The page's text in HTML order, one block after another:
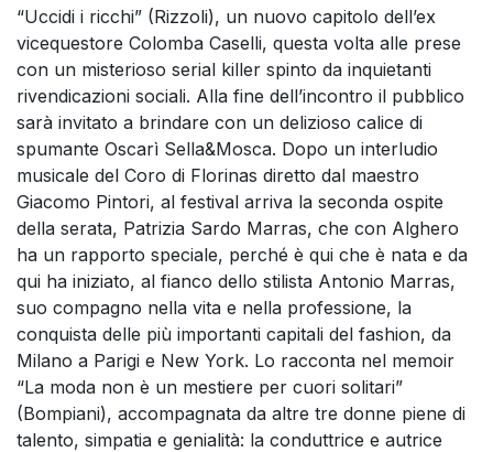
“Uccidi i ricchi” (Rizzoli), un nuovo capitolo dell’ex
vicequestore Colomba Caselli, questa volta alle prese
con un misterioso serial killer spinto da inquietanti
rivendicazioni sociali. Alla fine dell’incontro il pubblico
sarà invitato a brindare con un delizioso calice di
spumante Oscarì Sella&Mosca. Dopo un interludio
musicale del Coro di Florinas diretto dal maestro
Giacomo Pintori, al festival arriva la seconda ospite
della serata, Patrizia Sardo Marras, che con Alghero
ha un rapporto speciale, perché è qui che è nata e da
qui ha iniziato, al fianco dello stilista Antonio Marras,
suo compagno nella vita e nella professione, la
conquista delle più importanti capitali del fashion, da
Milano a Parigi e New York. Lo racconta nel memoir
“La moda non è un mestiere per cuori solitari”
(Bompiani), accompagnata da altre tre donne piene di
talento, simpatia e genialità: la conduttrice e autrice